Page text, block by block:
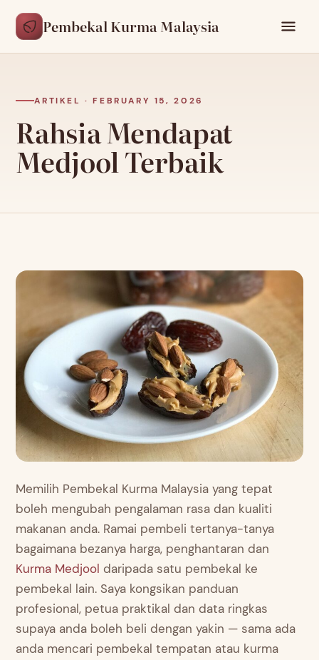
Pembekal Kurma Malaysia
ARTIKEL · FEBRUARY 15, 2026
Rahsia Mendapat
Medjool Terbaik
Memilih Pembekal Kurma Malaysia yang tepat
boleh mengubah pengalaman rasa dan kualiti
makanan anda. Ramai pembeli tertanya-tanya
bagaimana bezanya harga, penghantaran dan
Kurma Medjool daripada satu pembekal ke
pembekal lain. Saya kongsikan panduan
profesional, petua praktikal dan data ringkas
supaya anda boleh beli dengan yakin — sama ada
anda mencari pembekal tempatan atau kurma